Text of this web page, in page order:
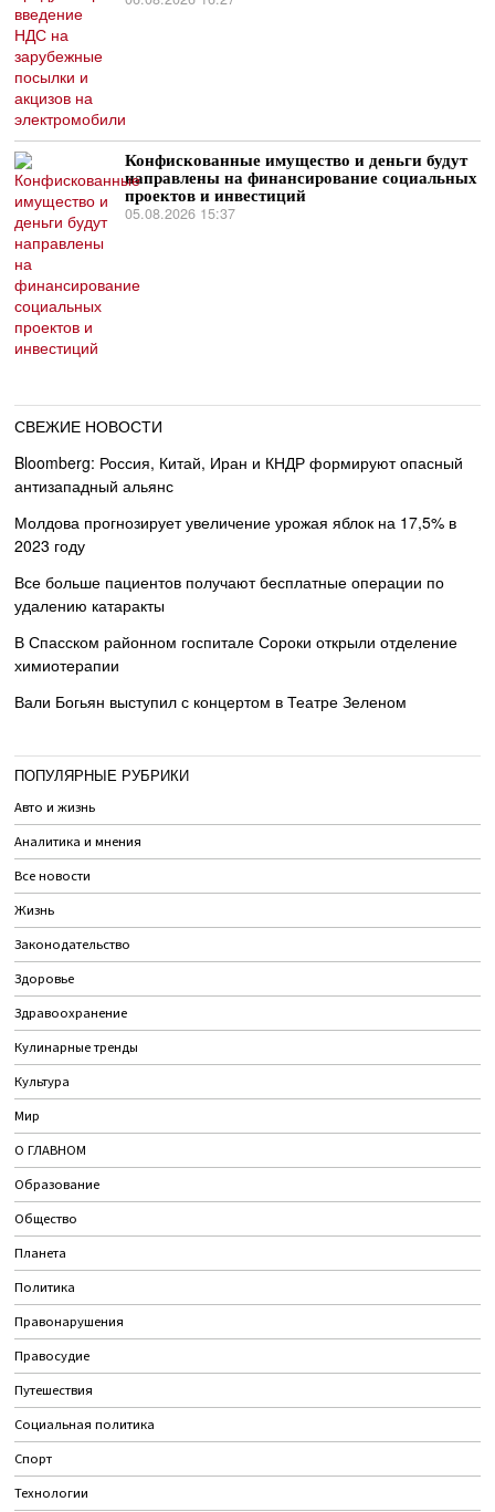
Конфискованные имущество и деньги будут
направлены на финансирование социальных
проектов и инвестиций
05.08.2026 15:37
СВЕЖИЕ НОВОСТИ
Bloomberg: Россия, Китай, Иран и КНДР формируют опасный
антизападный альянс
Молдова прогнозирует увеличение урожая яблок на 17,5% в
2023 году
Все больше пациентов получают бесплатные операции по
удалению катаракты
В Спасском районном госпитале Сороки открыли отделение
химиотерапии
Вали Богьян выступил с концертом в Театре Зеленом
ПОПУЛЯРНЫЕ РУБРИКИ
Авто и жизнь
Аналитика и мнения
Все новости
Жизнь
Законодательство
Здоровье
Здравоохранение
Кулинарные тренды
Культура
Мир
О ГЛАВНОМ
Образование
Общество
Планета
Политика
Правонарушения
Правосудие
Путешествия
Социальная политика
Спорт
Технологии